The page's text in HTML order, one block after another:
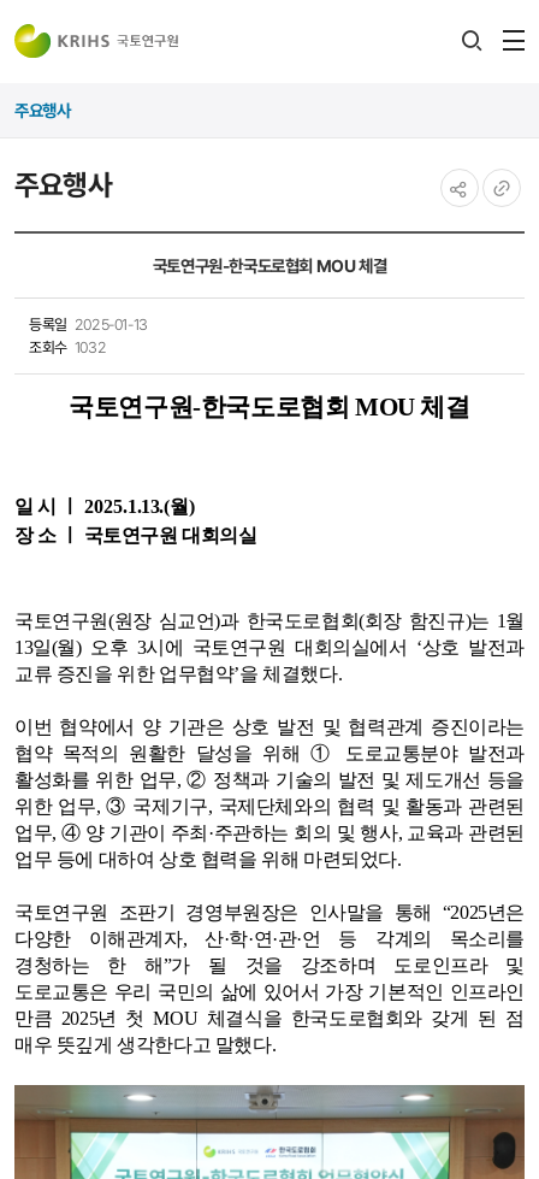
주요행사
주요행사
국토연구원-한국도로협회 MOU 체결
등록일 2025-01-13
조회수 1032
국토연구원-한국도로협회 MOU 체결
일 시 ㅣ 2025.1.13.(월)
장 소 ㅣ 국토연구원 대회의실
국토연구원(원장 심교언)과 한국도로협회(회장 함진규)는 1월
13일(월) 오후 3시에 국토연구원 대회의실에서 ‘상호 발전과
교류 증진을 위한 업무협약’을 체결했다.
이번 협약에서 양 기관은 상호 발전 및 협력관계 증진이라는
협약 목적의 원활한 달성을 위해 ① 도로교통분야 발전과
활성화를 위한 업무, ② 정책과 기술의 발전 및 제도개선 등을
위한 업무, ③ 국제기구, 국제단체와의 협력 및 활동과 관련된
업무, ④ 양 기관이 주최·주관하는 회의 및 행사, 교육과 관련된
업무 등에 대하여 상호 협력을 위해 마련되었다.
국토연구원 조판기 경영부원장은 인사말을 통해 “2025년은
다양한 이해관계자, 산·학·연·관·언 등 각계의 목소리를
경청하는 한 해”가 될 것을 강조하며 도로인프라 및
도로교통은 우리 국민의 삶에 있어서 가장 기본적인 인프라인
만큼 2025년 첫 MOU 체결식을 한국도로협회와 갖게 된 점
매우 뜻깊게 생각한다고 말했다.